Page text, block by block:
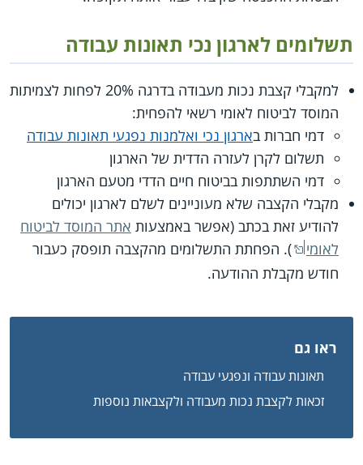
תשלומים לארגון נכי תאונות עבודה
למקבלי קצבת נכות מעבודה בדרגה 20% לפחות לצמיתות
המוסד לביטוח לאומי רשאי להפחית:
דמי חברות בארגון נכי ואלמנות נפגעי תאונות עבודה
תשלום לקרן לעזרה הדדית של הארגון
דמי השתתפות בביטוח חיים הדדי מטעם הארגון
מקבלי הקצבה שלא מעוניינים לשלם לארגון יכולים
להודיע זאת בכתב (אפשר באמצעות אתר המוסד לביטוח
לאומי
). הפחתת התשלומים מהקצבה תופסק כעבור
חודש מקבלת ההודעה.
ראו גם
תאונות עבודה ונפגעי עבודה
זכאות לקצבת נכות מעבודה ולקצבאות נוספות